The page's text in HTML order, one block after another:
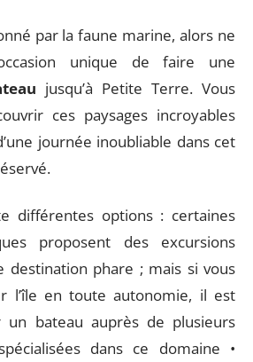
par la faune marine, alors ne
unique de faire une
jusqu’à Petite Terre. Vous
ces paysages incroyables
journée inoubliable dans cet
différentes options : certaines
proposent des excursions
destination phare ; mais si vous
l’île en toute autonomie, il est
un bateau auprès de plusieurs
dans ce domaine •